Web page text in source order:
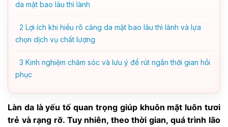
da mặt bao lâu thì lành
2 Lợi ích khi hiểu rõ căng da mặt bao lâu thì lành và lựa
chọn dịch vụ chất lượng
3 Kinh nghiệm chăm sóc và lưu ý để rút ngắn thời gian hồi
phục
Làn da là yếu tố quan trọng giúp khuôn mặt luôn tươi
trẻ và rạng rỡ. Tuy nhiên, theo thời gian, quá trình lão